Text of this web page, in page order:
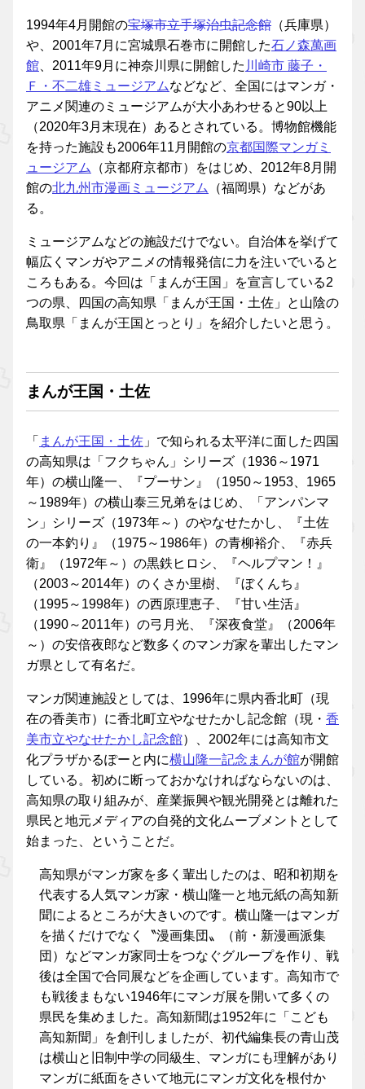
1994年4月開館の宝塚市立手塚治虫記念館 （兵庫県）
や、2001年7月に宮城県石巻市に開館した石ノ森萬画
館 、2011年9月に神奈川県に開館した 川崎市 藤子・
Ｆ・不二雄ミュージアムなどなど、全国にはマンガ・
アニメ関連のミュージアムが大小あわせると90以上
（2020年3月末現在）あるとされている。博物館機能
を持った施設も2006年11月開館の京都国際マンガミ
ュージアム
（京都府京都市）をはじめ、2012年8月開
館の北九州市漫画ミュージアム
（福岡県）などがあ
る。
ミュージアムなどの施設だけでない。自治体を挙げて
幅広くマンガやアニメの情報発信に力を注いでいると
ころもある。今回は「まんが王国」を宣言している2
つの県、四国の高知県「まんが王国・土佐」と山陰の
鳥取県「まんが王国とっとり」を紹介したいと思う。
まんが王国・土佐
「 まんが王国・土佐 」で知られる太平洋に面した四国
の高知県は「フクちゃん」シリーズ（1936～1971
年）の横山隆一、『プーサン』（1950～1953、1965
～1989年）の横山泰三兄弟をはじめ、「アンパンマ
ン」シリーズ（1973年～）のやなせたかし、『土佐
の一本釣り』（1975～1986年）の青柳裕介、『赤兵
衛』（1972年～）の黒鉄ヒロシ、『ヘルプマン！』
（2003～2014年）のくさか里樹、『ぼくんち』
（1995～1998年）の西原理恵子、『甘い生活』
（1990～2011年）の弓月光、『深夜食堂』（2006年
～）の安倍夜郎など数多くのマンガ家を輩出したマン
ガ県として有名だ。
マンガ関連施設としては、1996年に県内香北町（現
在の香美市）に香北町立やなせたかし記念館（現・ 香
美市立やなせたかし記念館）、2002年には高知市文
化プラザかるぽーと内に横山隆一記念まんが館が開館
している。初めに断っておかなければならないのは、
高知県の取り組みが、産業振興や観光開発とは離れた
県民と地元メディアの自発的文化ムーブメントとして
始まった、ということだ。
高知県がマンガ家を多く輩出したのは、昭和初期を
代表する人気マンガ家・横山隆一と地元紙の高知新
聞によるところが大きいのです。横山隆一はマンガ
を描くだけでなく〝漫画集団〟（前・新漫画派集
団）などマンガ家同士をつなぐグループを作り、戦
後は全国で合同展などを企画しています。高知市で
も戦後まもない1946年にマンガ展を開いて多くの
県民を集めました。高知新聞は1952年に「こども
高知新聞」を創刊しましたが、初代編集長の青山茂
は横山と旧制中学の同級生、マンガにも理解があり
マンガに紙面をさいて地元にマンガ文化を根付か